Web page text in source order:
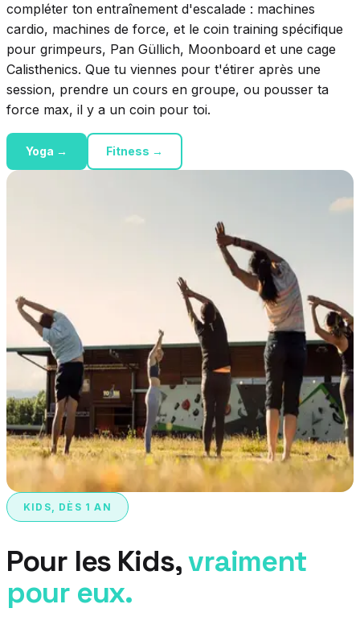
compléter ton entraînement d'escalade : machines
cardio, machines de force, et le coin training spécifique
pour grimpeurs, Pan Güllich, Moonboard et une cage
Calisthenics. Que tu viennes pour t'étirer après une
session, prendre un cours en groupe, ou pousser ta
force max, il y a un coin pour toi.
Yoga → Fitness →
KIDS, DÈS 1 AN
Pour les Kids,vraiment
pour eux.